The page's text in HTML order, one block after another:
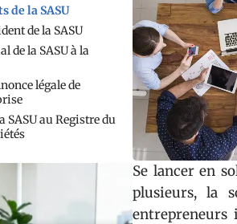
de la SASU
de la SASU
de la SASU à la
légale de
au Registre du
Se lancer en
plusieurs, la
entrepreneurs